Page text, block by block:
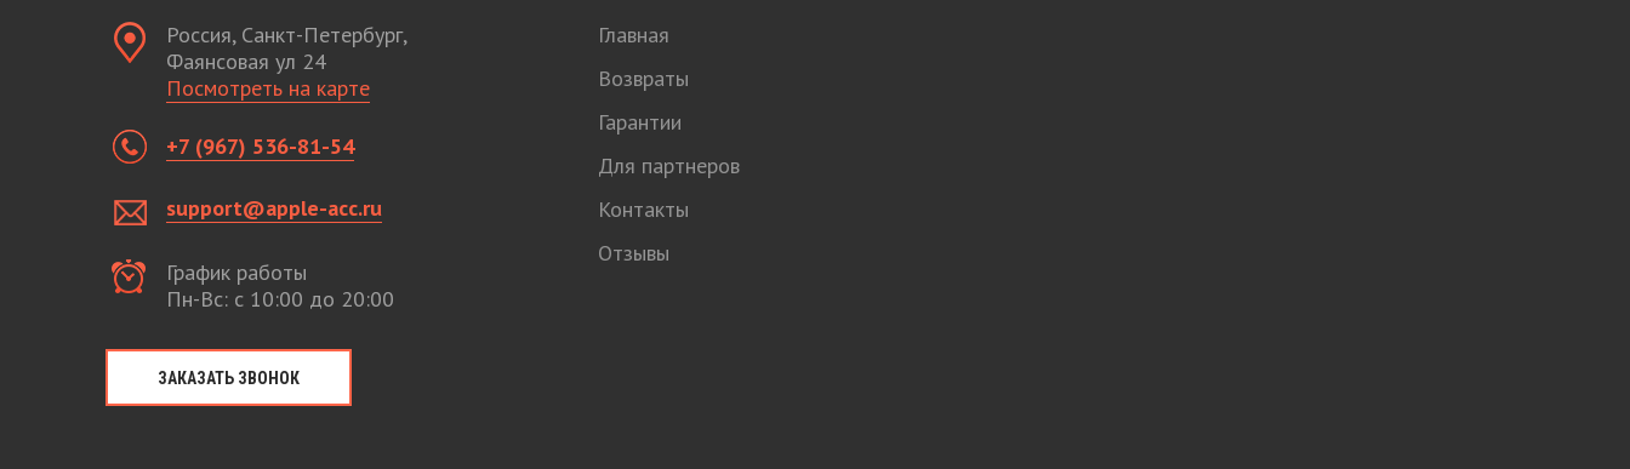
Россия, Санкт-Петербург,
Фаянсовая ул 24
Посмотреть на карте
+7 (967) 536-81-54
support@apple-acc.ru
График работы
Пн-Вс: с 10:00 до 20:00
ЗАКАЗАТЬ ЗВОНОК
Главная
Возвраты
Гарантии
Для партнеров
Контакты
Отзывы